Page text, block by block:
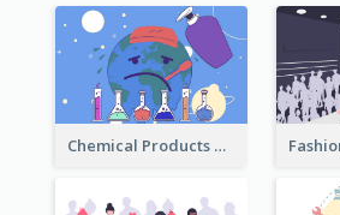
Chemical Products Hazarding The Earth Illustration